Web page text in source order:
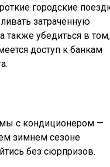
городские
затраченную
также убедиться в
доступ к банкам
с кондиционером —
зимнем сезоне
без сюрпризов.